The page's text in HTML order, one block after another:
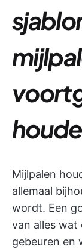
Mijlpalen
allemaal
wordt. Een
van alles wat
gebeuren en